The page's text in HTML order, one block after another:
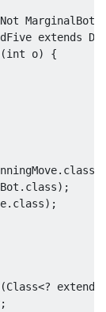
MarginalBot
extends
(int o)
{
. class
. class);
. class);
(Class<?
extends
;